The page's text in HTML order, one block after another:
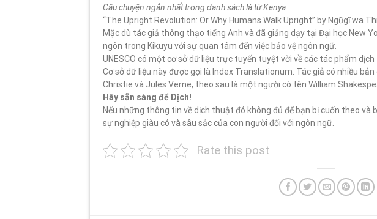
Câu chuyện ngắn nhất trong danh sách là từ Kenya
“The Upright Revolution: Or Why Humans Walk Upright” by Ngũgĩ wa
Mặc dù tác giả thông thạo tiếng Anh và đã giảng dạy tại Đại học New
ngôn trong Kikuyu với sự quan tâm đến việc bảo vệ ngôn ngữ.
UNESCO có một cơ sở dữ liệu trực tuyến tuyệt vời về các tác phẩm dịch
Cơ sở dữ liệu này được gọi là Index Translationum. Tác giả có nhiều
Christie và Jules Verne, theo sau là một người có tên William
Hãy sẵn sàng để Dịch!
Nếu những thông tin về dịch thuật đó không đủ để bạn bị cuốn theo và
sự nghiệp giàu có và sâu sắc của con người đối với ngôn ngữ.
Rate this post